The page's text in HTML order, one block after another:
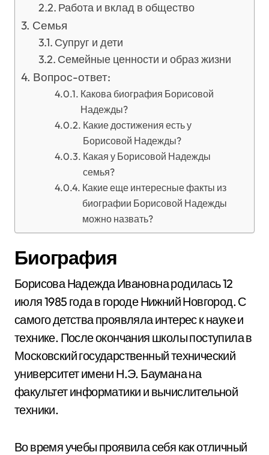
Работа и вклад в общество
Семья
Супруг и дети
Семейные ценности и образ жизни
Вопрос-ответ:
Какова биография Борисовой
Надежды?
Какие достижения есть у
Борисовой Надежды?
Какая у Борисовой Надежды
семья?
Какие еще интересные факты из
биографии Борисовой Надежды
можно назвать?
Биография
Борисова Надежда Ивановна родилась 12
июля 1985 года в городе Нижний Новгород. С
самого детства проявляла интерес к науке и
технике. После окончания школы поступила в
Московский государственный технический
университет имени Н.Э. Баумана на
факультет информатики и вычислительной
техники.
Во время учебы проявила себя как отличный